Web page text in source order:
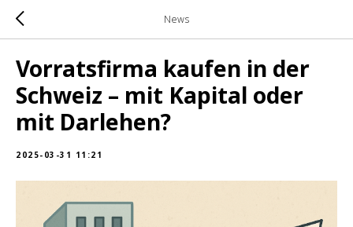
News
Vorratsfirma kaufen in der
Schweiz – mit Kapital oder
mit Darlehen?
2025-03-31 11:21